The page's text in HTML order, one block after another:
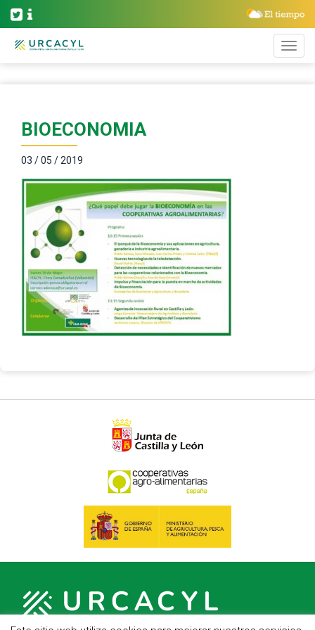
BIOECONOMIA
03 / 05 / 2019